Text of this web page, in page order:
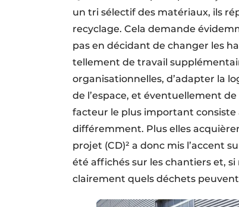
un tri sélectif des matériaux, ils
recyclage. Cela demande
pas en décidant de changer les
tellement de travail
organisationnelles, d’adapter la
de l’espace, et éventuellement
facteur le plus important consiste
différemment. Plus elles
projet (CD)² a donc mis l’accent
été affichés sur les chantiers et,
clairement quels déchets